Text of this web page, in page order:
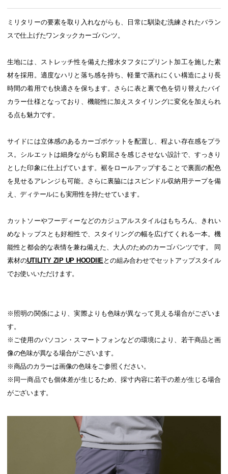
ミリタリーの要素を取り入れながらも、日常に馴染む洗練されたバラン
スで仕上げたワンタックカーゴパンツ。
生地には、ストレッチ性を備えた撥水タフタにプリント加工を施した素
材を採用。適度なハリと落ち感を持ち、軽量で蒸れにくい構造により長
時間の着用でも快適さを保ちます。さらに表と裏で色を切り替えたバイ
カラー仕様となっており、機能性に加えスタイリングに変化を加えられ
る点も魅力です。
サイドには立体感のあるカーゴポケットを配置し、程よい存在感をプラ
ス。シルエットは細身ながらも窮屈さを感じさせない設計で、すっきり
とした印象に仕上げています。裾をロールアップすることで裏面の配色
を見せるアレンジも可能。さらに裏脇にはスピンドル収納用テープを備
え、ディテールにも実用性を持たせています。
カットソーやフーディーなどのカジュアルスタイルはもちろん、きれい
めなトップスとも好相性で、スタイリングの幅を広げてくれる一本。機
能性と都会的な表情を兼ね備えた、大人のためのカーゴパンツです。 同
素材のUTILITY ZIP UP HOODIIE との組み合わせでセットアップスタイル
でお使いいただけます。
※照明の関係により、実際よりも色味が異なって見える場合がございま
す。
※ご使用のパソコン・スマートフォンなどの環境により、若干商品と画
像の色味が異なる場合がございます。
※商品のカラーは画像の色味をご参照ください。
※同一商品でも個体差が生じるため、採寸内容に若干の差が生じる場合
がございます。